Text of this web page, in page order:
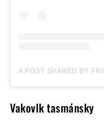
Vakovlk tasmánsky